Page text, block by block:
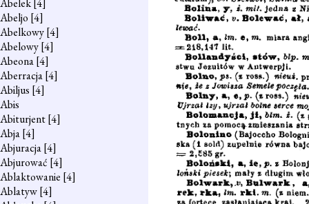
Abelek [4]
Abeljo [4]
Abelkowy[4]
Abelowy[4]
Abeona[4]
Aberracja[4]
Abiljus [4]
Abis
Abiturjent[4]
Abja[4]
Abjuracja[4]
Abjurować [4]
Ablaktowanie [4]
Ablatyw[4]